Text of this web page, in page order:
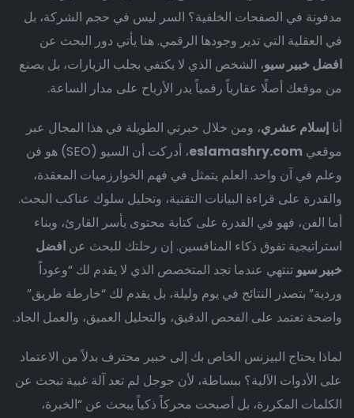
مدفونة في الصفحات الخلفية؟ السر ليس في حجم الشركة، بل
في العقلية التي تدير وجودها الرقمي. هنا يأتي دور البحث عن
افضل خبير سيو، الشخص الذي لا يكتفي بجلب الزيارات، بل يصنع
من موقعك أصلًا عقارياً رقمياً يدر الأرباح على مدار الساعة.
أنا إسلام عشري، ومن خلال خبرتي الطويلة في هذا المجال عبر
موقعي eslamashry.com
، أدركت أن السيو (SEO) هو فن
وعلم في آن واحد. العلم يتمثل في فهم الخوارزميات المعقدة،
والقدرة على قراءة البيانات التقنية، وتحليل سلوك عناكب البحث.
أما الفن، فهو في القدرة على كتابة محتوى يأسر القارئ، وبناء
استراتيجية تفوق ذكاء المنافسين. إن رحلتك للبحث عن افضل
خبير سيو تنتهي عندما تجد المتخصص الذي لا يقدم لك “وعوداً
وردية” بتصدر النتائج في يوم وليلة، بل يقدم لك “خارطة طريق”
واضحة تعتمد على الفحص الدقيق، والتحليل العميق، والعمل الجاد.
لماذا يحتاج البيزنس الخاص بك إلى خبير محترف بدلاً من الاعتماد
على الأدوات الآلية؟ ببساطة، لأن جوجل لم تعد آلة غبية تبحث عن
الكلمات المكررة، بل أصبحت محركاً ذكياً يبحث عن “الخبرة،